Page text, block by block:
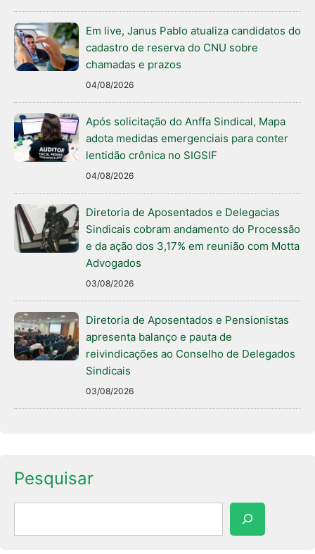
Em live, Janus Pablo atualiza candidatos do
cadastro de reserva do CNU sobre
chamadas e prazos
04/08/2026
Após solicitação do Anffa Sindical, Mapa
adota medidas emergenciais para conter
lentidão crônica no SIGSIF
04/08/2026
Diretoria de Aposentados e Delegacias
Sindicais cobram andamento do Processão
e da ação dos 3,17% em reunião com Motta
Advogados
03/08/2026
Diretoria de Aposentados e Pensionistas
apresenta balanço e pauta de
reivindicações ao Conselho de Delegados
Sindicais
03/08/2026
Pesquisar